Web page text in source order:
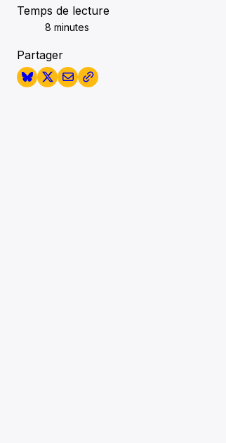
Temps de lecture
8 minutes
Partager